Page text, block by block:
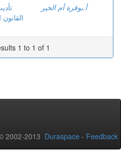
أ.بوقرة أم الخير
1 to 1 of 1
2002-2013 Duraspace - Feedback